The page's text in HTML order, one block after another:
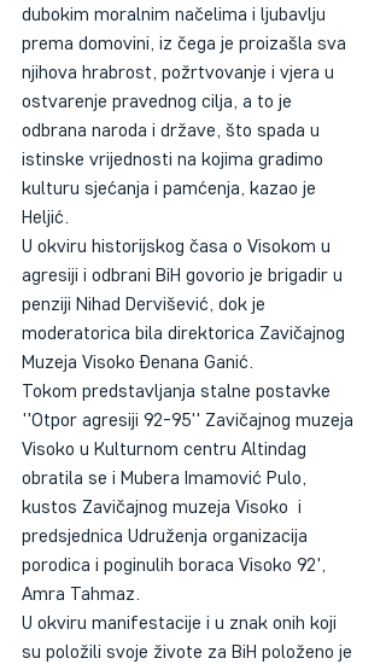
dubokim moralnim načelima i ljubavlju
prema domovini, iz čega je proizašla sva
njihova hrabrost, požrtvovanje i vjera u
ostvarenje pravednog cilja, a to je
odbrana naroda i države, što spada u
istinske vrijednosti na kojima gradimo
kulturu sjećanja i pamćenja, kazao je
Heljić.
U okviru historijskog časa o Visokom u
agresiji i odbrani BiH govorio je brigadir u
penziji Nihad Dervišević, dok je
moderatorica bila direktorica Zavičajnog
Muzeja Visoko Đenana Ganić.
Tokom predstavljanja stalne postavke
''Otpor agresiji 92-95'' Zavičajnog muzeja
Visoko u Kulturnom centru Altindag
obratila se i Mubera Imamović Pulo,
kustos Zavičajnog muzeja Visoko  i
predsjednica Udruženja organizacija
porodica i poginulih boraca Visoko 92',
Amra Tahmaz.
U okviru manifestacije i u znak onih koji
su položili svoje živote za BiH položeno je